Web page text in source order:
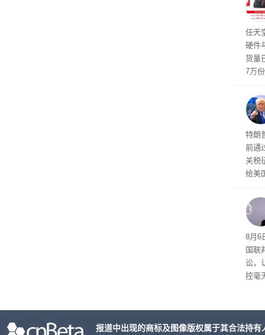
发工
注。
界》
任天
硬件
货量
7万
特朗
前通
关税
给美
A）
入的
8月6
国联
讼，
控毫
报道中出现的商标及图像版权属于其合法持